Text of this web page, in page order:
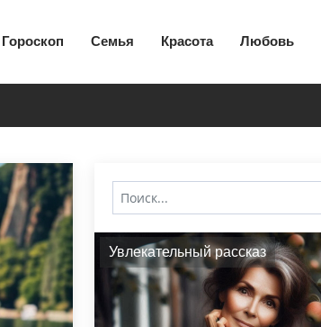
Гороскоп Семья Красота Любовь
Увлекательный рассказ